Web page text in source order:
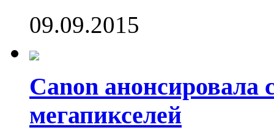
09.09.2015
Canon анонсировала
мегапикселей